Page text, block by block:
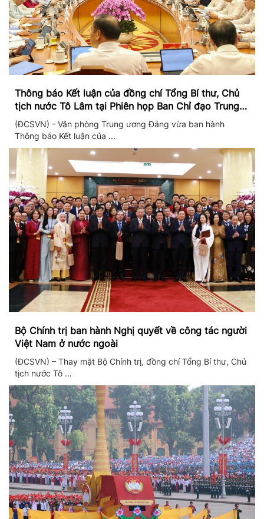
Thông báo Kết luận của đồng chí Tổng Bí thư, Chủ
tịch nước Tô Lâm tại Phiên họp Ban Chỉ đạo Trung
ương thực hiện Nghị quyết 57
(ĐCSVN) - Văn phòng Trung ương Đảng vừa ban hành
Thông báo Kết luận của ...
Bộ Chính trị ban hành Nghị quyết về công tác người
Việt Nam ở nước ngoài
(ĐCSVN) – Thay mặt Bộ Chính trị, đồng chí Tổng Bí thư, Chủ
tịch nước Tô ...